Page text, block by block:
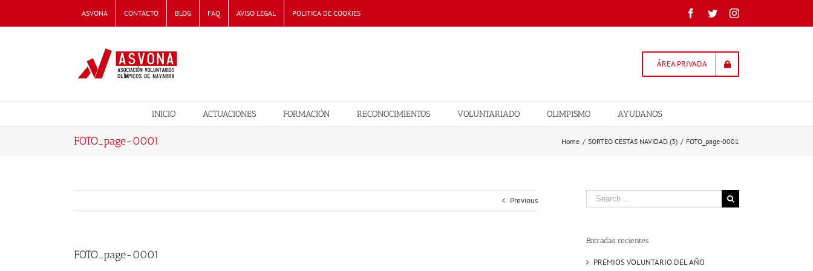
content
ASVONA CONTACTO BLOG FAQ AVISO LEGAL POLITICA DE COOKIES Facebook
TwitterInstagram
ÁREA PRIVADA
INICIO ACTUACIONES FORMACIÓN RECONOCIMIENTOS VOLUNTARIADO OLIMPISMO AYUDANOS
FOTO_page-0001 Home / SORTEO CESTAS NAVIDAD (3) / FOTO_page-0001
Previous
FOTO_page-0001
Search
for:
Entradas recientes
PREMIOS VOLUNTARIO DEL AÑO